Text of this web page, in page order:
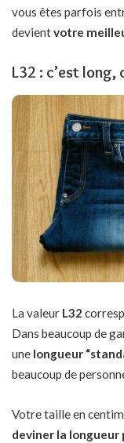
vous êtes parfois
devientvotre
L32 : c’est long,
La valeur L32
Dans beaucoup de
une longueur
beaucoup de
Votre taille en
deviner la